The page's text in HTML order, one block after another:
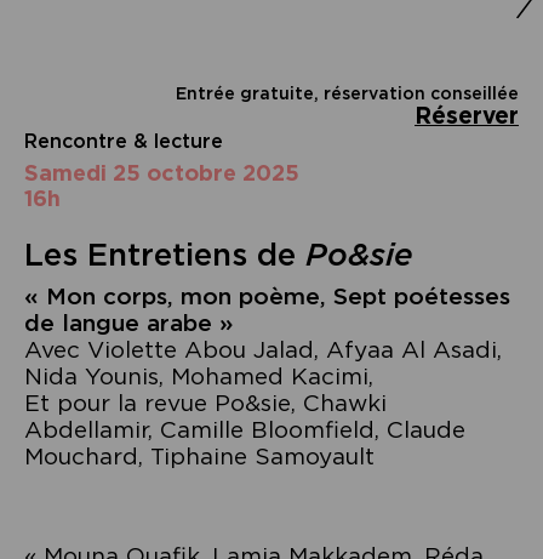
Entrée gratuite, réservation conseillée
Réserver
Rencontre & lecture
samedi 25 octobre 2025
16h
Les Entretiens de Po&sie
« Mon corps, mon poème, Sept poétesses
de langue arabe »
Avec Violette Abou Jalad, Afyaa Al Asadi,
Nida Younis, Mohamed Kacimi,
Et pour la revue Po&sie, Chawki
Abdellamir, Camille Bloomfield, Claude
Mouchard, Tiphaine Samoyault